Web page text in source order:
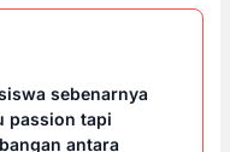
sebenarnya
passion tapi
antara